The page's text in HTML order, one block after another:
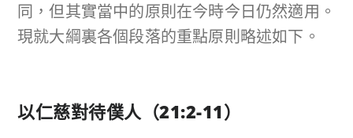
同，但其實當中的原則在今時今日仍然適用。
現就大綱裏各個段落的重點原則略述如下。
以仁慈對待僕人（21:2-11）